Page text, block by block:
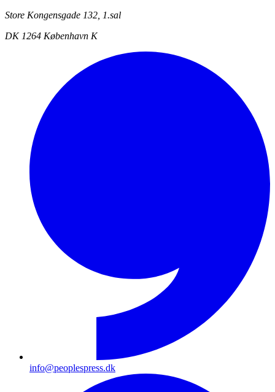
Store Kongensgade 132, 1.sal
DK 1264 København K
info@peoplespress.dk